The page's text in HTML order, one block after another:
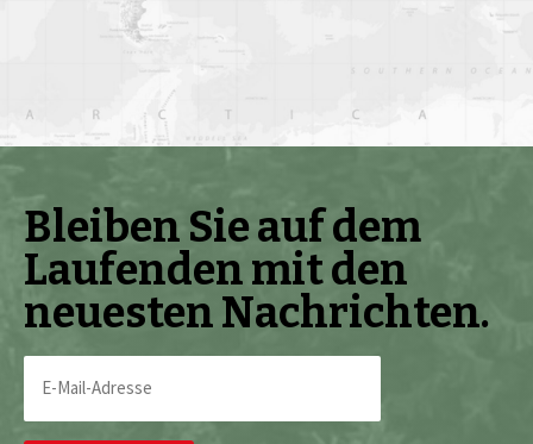
Bleiben Sie auf dem
Laufenden mit den
neuesten Nachrichten.
Mail-
Adresse